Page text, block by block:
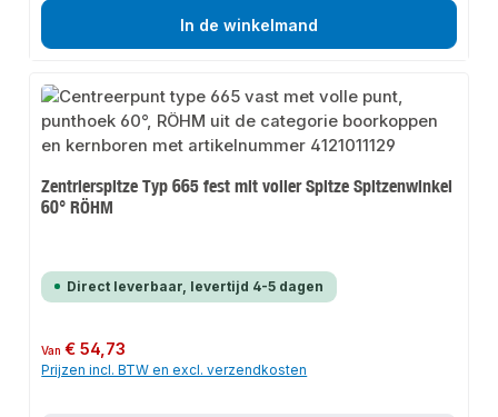
In de winkelmand
Zentrierspitze Typ 665 fest mit voller Spitze Spitzenwinkel
60° RÖHM
Direct leverbaar, levertijd 4-5 dagen
Normale prijs:
Van€ 54,73
Prijzen incl. BTW en excl. verzendkosten